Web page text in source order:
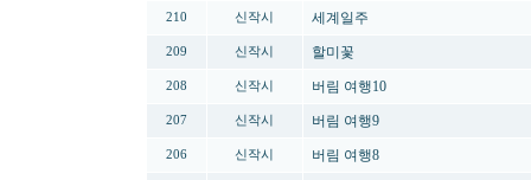
210 신작시 세계일주
209 신작시 할미꽃
208 신작시 버림 여행10
207 신작시 버림 여행9
206 신작시 버림 여행8